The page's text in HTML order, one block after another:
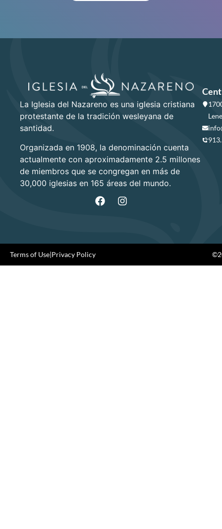
La Iglesia del Nazareno es una iglesia cristiana
protestante de la tradición wesleyana de
santidad.
Organizada en 1908, la denominación cuenta
actualmente con aproximadamente 2.5 millones
de miembros que se congregan en más de
30,000 iglesias en 165 áreas del mundo.
Terms of Use|Privacy Policy